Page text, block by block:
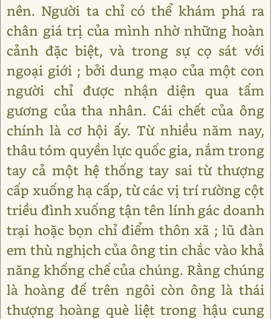
nên. Người ta chỉ có thể khám phá ra
chân giá trị của mình nhờ những hoàn
cảnh đặc biệt, và trong sự cọ sát với
ngoại giới ; bởi dung mạo của một con
người chỉ được nhận diện qua tấm
gương của tha nhân. Cái chết của ông
chính là cơ hội ấy. Từ nhiều năm nay,
thâu tóm quyền lực quốc gia, nắm trong
tay cả một hệ thống tay sai từ thượng
cấp xuống hạ cấp, từ các vị trí rường cột
triều đình xuống tận tên lính gác doanh
trại hoặc bọn chỉ điểm thôn xã ; lũ đàn
em thù nghịch của ông tin chắc vào khả
năng khống chế của chúng. Rằng chúng
là hoàng đế trên ngôi còn ông là thái
thượng hoàng què liệt trong hậu cung